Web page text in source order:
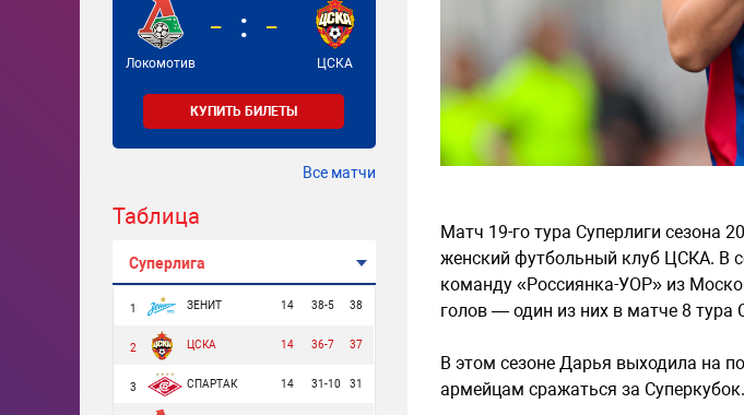
Локомотив
- -
ЦСКА
КУПИТЬ БИЛЕТЫ
Все матчи
Таблица
Суперлига
1 ЗЕНИТ 14 38-5 38
2 ЦСКА 14 36-7 37
3 СПАРТАК 14 31-10 31
Матч 19-го тура Суперлиги сезона
женский футбольный клуб ЦСКА. В
команду «Россиянка-УОР» из
голов — один из них в матче 8 тура
В этом сезоне Дарья выходила на
армейцам сражаться за